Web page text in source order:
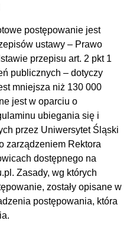
postępowanie jest
ustawy – Prawo
przepisu art. 2 pkt 1
publicznych – dotyczy
mniejsza niż 130 000
jest w oparciu o
ubiegania się i
przez Uniwersytet Śląski
zarządzeniem Rektora
dostępnego na
Zasady, wg których
zostały opisane w
postępowania, która